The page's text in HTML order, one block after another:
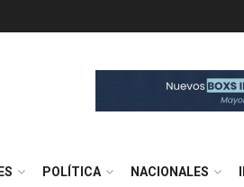
POLÍTICA NACIONALES